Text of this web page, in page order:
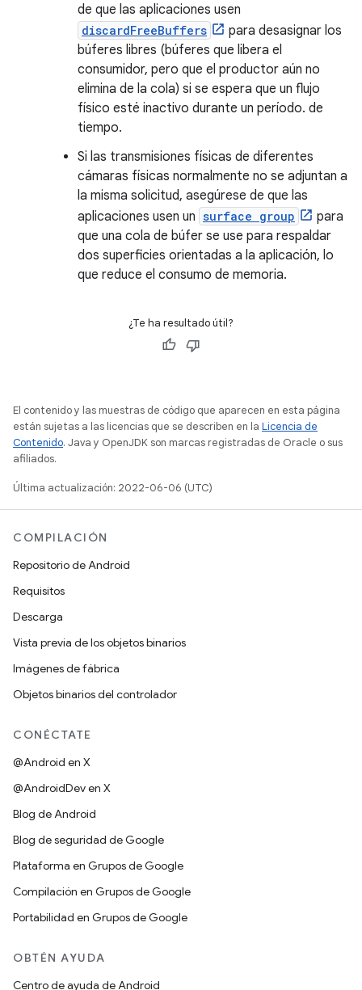
de que las aplicaciones usen
discardFreeBuffers
para desasignar los
búferes libres (búferes que libera el
consumidor, pero que el productor aún no
elimina de la cola) si se espera que un flujo
físico esté inactivo durante un período. de
tiempo.
Si las transmisiones físicas de diferentes
cámaras físicas normalmente no se adjuntan a
la misma solicitud, asegúrese de que las
aplicaciones usen un surface group
para
que una cola de búfer se use para respaldar
dos superficies orientadas a la aplicación, lo
que reduce el consumo de memoria.
¿Te ha resultado útil?
El contenido y las muestras de código que aparecen en esta página
están sujetas a las licencias que se describen en la Licencia de
Contenido. Java y OpenJDK son marcas registradas de Oracle o sus
afiliados.
Última actualización: 2022-06-06 (UTC)
COMPILACIÓN
Repositorio de Android
Requisitos
Descarga
Vista previa de los objetos binarios
Imágenes de fábrica
Objetos binarios del controlador
CONÉCTATE
@Android en X
@AndroidDev en X
Blog de Android
Blog de seguridad de Google
Plataforma en Grupos de Google
Compilación en Grupos de Google
Portabilidad en Grupos de Google
OBTÉN AYUDA
Centro de ayuda de Android